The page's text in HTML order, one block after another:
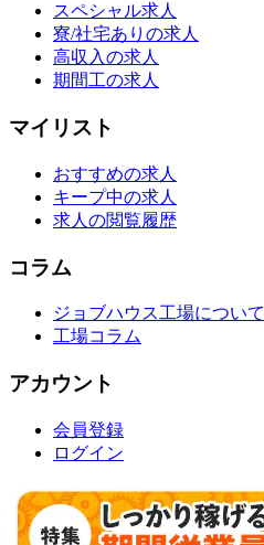
スペシャル求人
寮/社宅ありの求人
高収入の求人
期間工の求人
マイリスト
おすすめの求人
キープ中の求人
求人の閲覧履歴
コラム
ジョブハウス工場について
工場コラム
アカウント
会員登録
ログイン